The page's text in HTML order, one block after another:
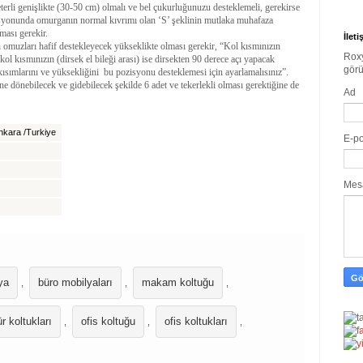
genişlikte (30-50 cm) olmalı ve bel çukurluğunuzu desteklemeli, gerekirse
omurganın normal kıvrımı olan ‘S’ şeklinin mutlaka muhafaza
gerekir.
hafif destekleyecek yükseklikte olması gerekir, “Kol kısmınızın
kısmınızın (dirsek el bileği arası) ise dirsekten 90 derece açı yapacak
ve yüksekliğini bu pozisyonu desteklemesi için ayarlamalısınız”.
dönebilecek ve gidebilecek şekilde 6 adet ve tekerlekli olması gerektiğine de
/Turkiye
büro mobilyaları makam koltuğu
koltukları ofis koltuğu ofis koltukları
Ad
E-